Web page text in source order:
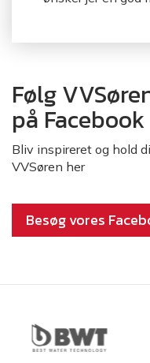
Følg
på Facebook
Bliv inspireret og hold
VVSøren her
Besøg vores